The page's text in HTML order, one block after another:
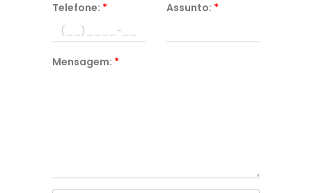
Telefone: * Assunto: *
Mensagem: *